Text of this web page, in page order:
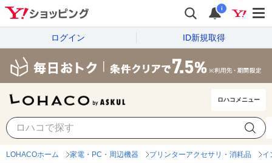
i
ログイン ID新規取得
ロハコメニュー
LOHACOホーム 家電・PC・周辺機器 プリンターアクセサリ・消耗品 イ